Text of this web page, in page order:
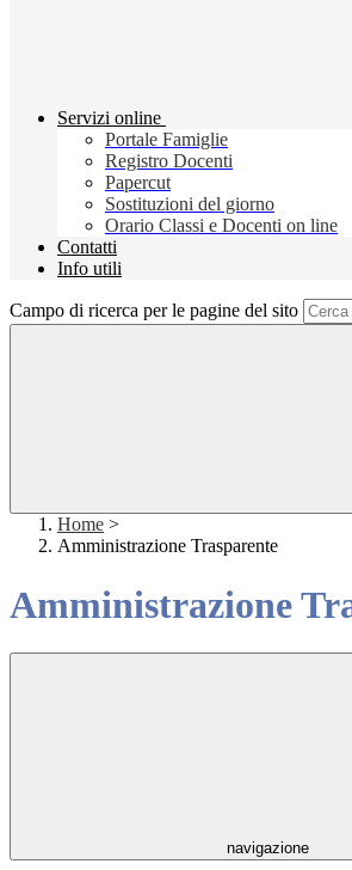
Servizi online
Portale Famiglie
Registro Docenti
Papercut
Sostituzioni del giorno
Orario Classi e Docenti on line
Contatti
Info utili
Campo di ricerca per le pagine del sito
Home >
Amministrazione Trasparente
Amministrazione
navigazione